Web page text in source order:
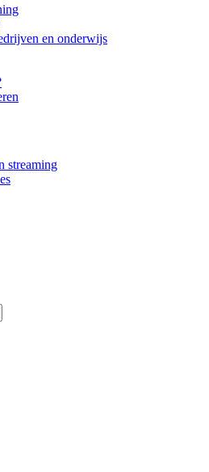
en onderwijs
streaming